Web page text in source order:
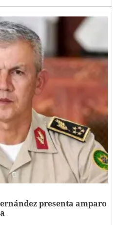
presenta amparo